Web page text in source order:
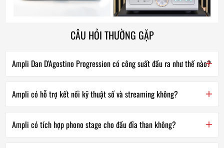
CÂU HỎI THƯỜNG GẶP
Ampli Dan D'Agostino Progression có công suất đầu ra như thế nào?
Ampli có hỗ trợ kết nối kỹ thuật số và streaming không?
Ampli có tích hợp phono stage cho đầu đĩa than không?